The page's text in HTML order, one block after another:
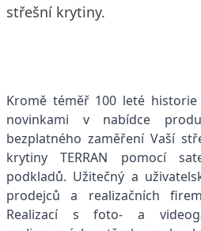
střešní krytiny.
Kromě téměř 100 leté
novinkami v nabídce
bezplatného zaměření Vaší
krytiny TERRAN pomocí
podkladů. Užitečný a
prodejců a realizačních
Realizací s foto- a